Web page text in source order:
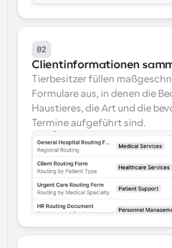
02
Clientinformationen
Tierbesitzer füllen
Formulare aus, in denen die
Haustieres, die Art und die
Termine aufgeführt sind.